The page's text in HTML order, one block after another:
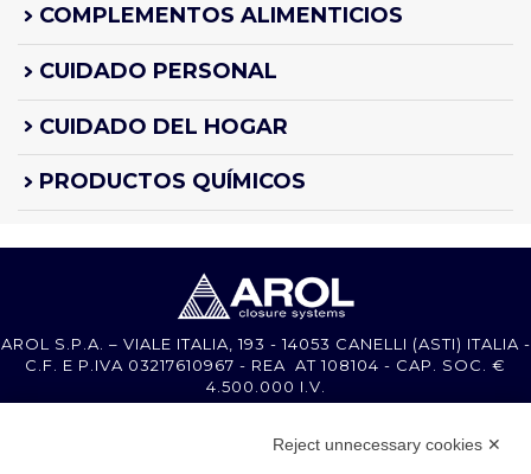
COMPLEMENTOS ALIMENTICIOS
CUIDADO PERSONAL
CUIDADO DEL HOGAR
PRODUCTOS QUÍMICOS
AROL S.P.A. – VIALE ITALIA, 193 - 14053 CANELLI (ASTI) ITALIA -
C.F. E P.IVA 03217610967 - REA AT 108104 - CAP. SOC. €
4.500.000 I.V.
MEMBER OF
Reject unnecessary cookies ✕